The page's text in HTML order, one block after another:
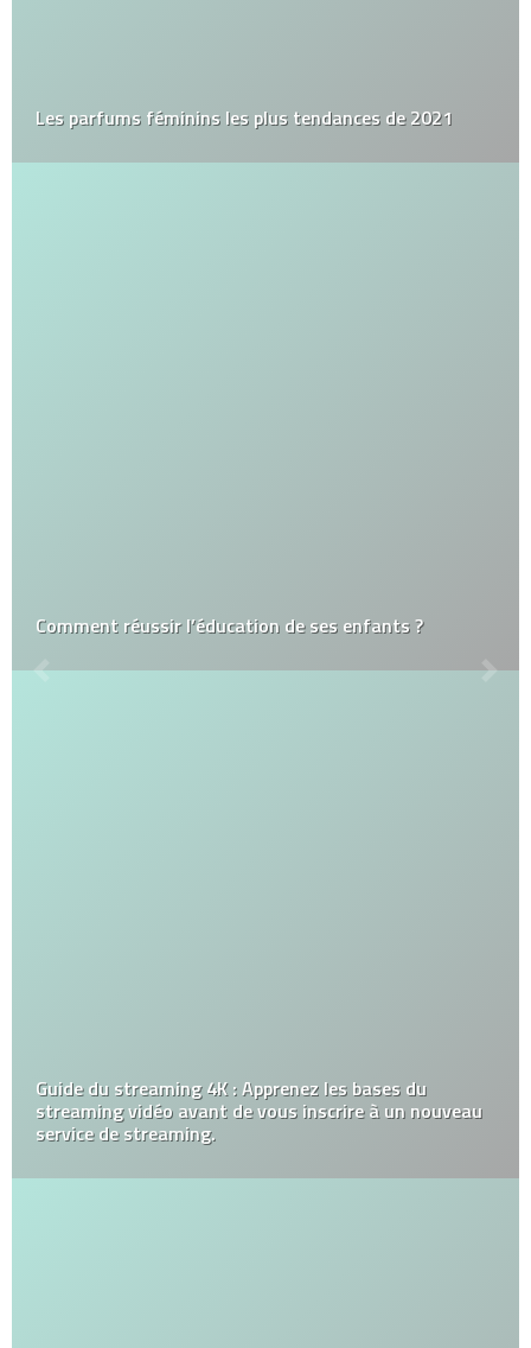
Les parfums féminins les plus tendances de 2021
Comment réussir l’éducation de ses enfants ?
Guide du streaming 4K : Apprenez les bases du
streaming vidéo avant de vous inscrire à un nouveau
service de streaming.